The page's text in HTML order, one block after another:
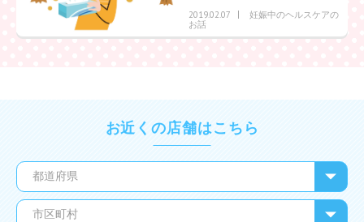
2019.02.07
妊娠中のヘルスケアの
お話
お近くの店舗はこちら